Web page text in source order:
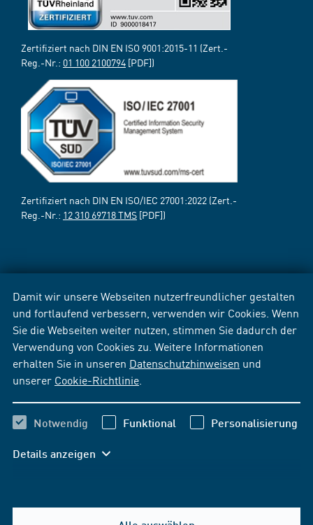
Damit wir unsere Webseiten nutzerfreundlicher gestalten
und fortlaufend verbessern, verwenden wir Cookies. Wenn
Sie die Webseiten weiter nutzen, stimmen Sie dadurch der
Verwendung von Cookies zu. Weitere Informationen
erhalten Sie in unseren Datenschutzhinweisen und
unserer Cookie-Richtlinie
Notwendig Funktional Personalisierung
Details anzeigen
Zertifiziert nach DIN EN ISO 9001:2015-11 (Zert.-
Reg.-Nr.: 01 100 2100794 [PDF])
Zertifiziert nach DIN EN ISO/IEC 27001:2022 (Zert.-
Reg.-Nr.: 12 310 69718 TMS [PDF])